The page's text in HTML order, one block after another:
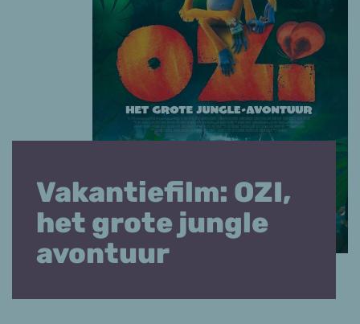
Vakantiefilm: OZI,
het grote jungle
avontuur